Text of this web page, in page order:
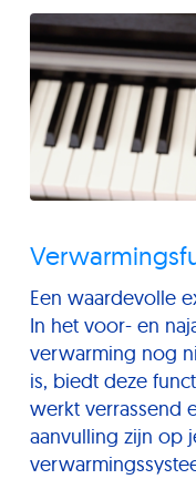
Een waardevolle
In het voor- en
verwarming nog
is, biedt deze
werkt verrassend
aanvulling zijn op